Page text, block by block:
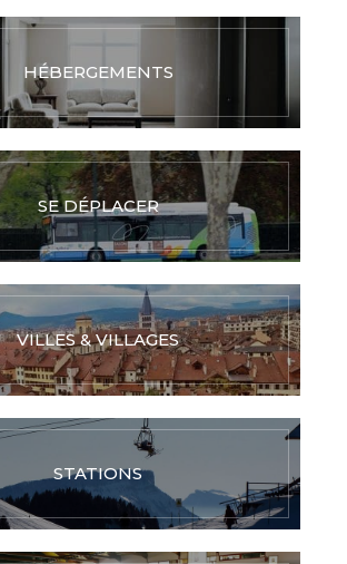
HÉBERGEMENTS
SE DÉPLACER
VILLES & VILLAGES
STATIONS